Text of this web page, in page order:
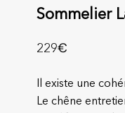
Sommelier
229€
Il existe une
Le chêne